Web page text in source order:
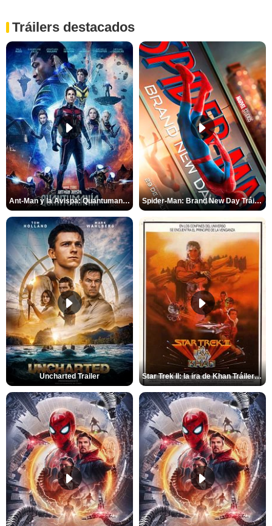
Tráilers destacados
Ant-Man y la Avispa: Quantumanía Tráiler (2) Spider-Man: Brand New Day Tráiler (3)
Uncharted Trailer Star Trek II: la ira de Khan Tráiler VO